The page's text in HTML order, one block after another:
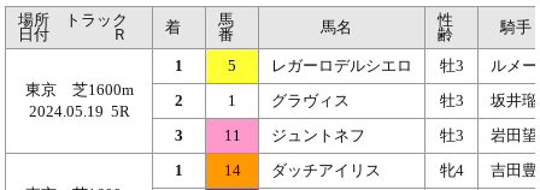
場所 トラック
日付 Ｒ
着
馬
番
馬名
性
齢
騎手
東京 芝1600m
2024.05.19 5R
1 5 レガーロデルシエロ 牡3 ルメ
2 1 グラヴィス 牡3 坂井
3 11 ジュントネフ 牡3 岩田
1 14 ダッチアイリス 牝4 吉田豊